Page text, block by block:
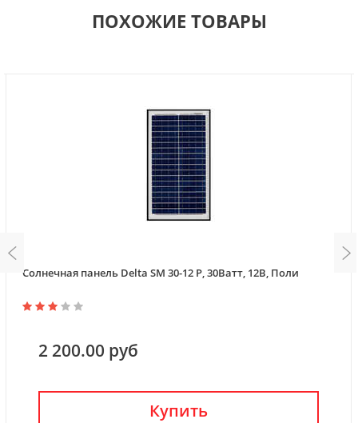
ПОХОЖИЕ ТОВАРЫ
Солнечная панель Delta SM 30-12 P, 30Ватт, 12В, Поли
2 200.00 руб
Купить